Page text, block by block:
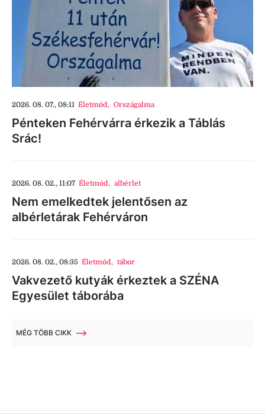
2026. 08. 07., 08:11 Életmód, Országalma
Pénteken Fehérvárra érkezik a Táblás
Srác!
2026. 08. 02., 11:07 Életmód, albérlet
Nem emelkedtek jelentősen az
albérletárak Fehérváron
2026. 08. 02., 08:35 Életmód, tábor
Vakvezető kutyák érkeztek a SZÉNA
Egyesület táborába
MÉG TÖBB CIKK